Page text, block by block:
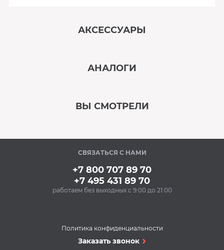
АКСЕССУАРЫ
стали BON BN-175
(500 мл)
348 Р
АНАЛОГИ
Духовой шкаф
ВЫ СМОТРЕЛИ
В наличии
СВЯЗАТЬСЯ С НАМИ
+7 800 707 89 70
+7 495 431 89 70
работаем без выходных с 9:00 до 21:00
Политика конфиденциальности
Заказать звонок